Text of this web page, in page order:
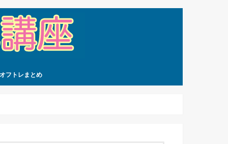
オフトレまとめ